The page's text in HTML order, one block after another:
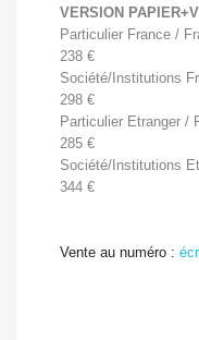
VERSION
Particulier
238  €
Société/
298 €
Particulier
285  €
Société/Institutions
344  €
Vente au numéro :